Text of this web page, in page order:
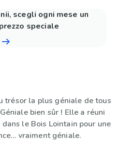
scegli ogni mese un
speciale
trésor la plus géniale de tous
bien sûr ! Elle a réuni
le Bois Lointain pour une
vraiment géniale.